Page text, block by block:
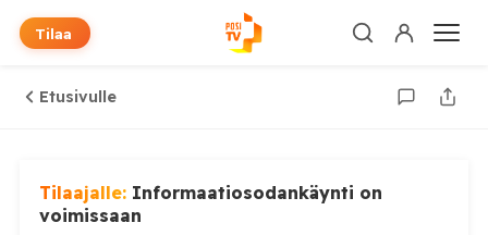
Tilaa
Etusivulle
Tilaajalle: Informaatiosodankäynti on
voimissaan